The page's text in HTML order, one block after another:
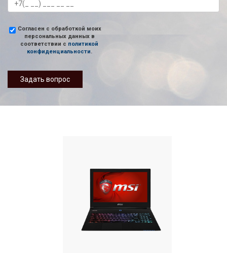
Согласен с обработкой моих
персональных данных в
соответствии с политикой
конфиденциальности.
Задать вопрос